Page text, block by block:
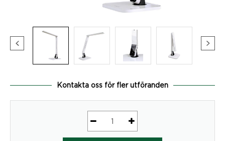
Kontakta oss för fler utföranden
Diasonic
LED